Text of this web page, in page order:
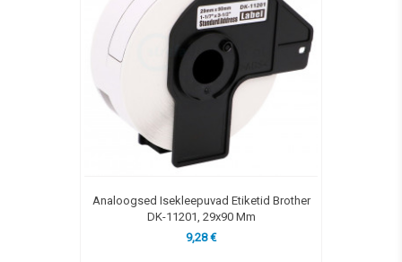
Analoogsed Isekleepuvad Etiketid Brother
DK-11201, 29x90 Mm
9,28 €